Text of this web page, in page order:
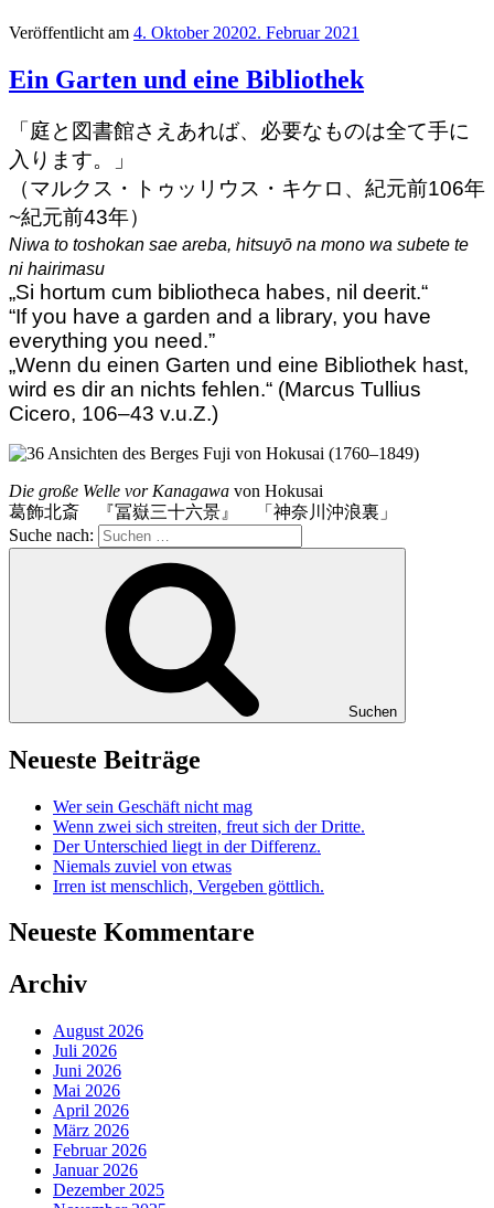
Veröffentlicht am 4. Oktober 20202. Februar 2021
Ein Garten und eine Bibliothek
「庭と図書館さえあれば、必要なものは全て手に
入ります。」
（マルクス・トゥッリウス・キケロ、紀元前106年
~紀元前43年）
Niwa to toshokan sae areba, hitsuyō na mono wa subete te
ni hairimasu
„Si hortum cum bibliotheca habes, nil deerit.“
“If you have a garden and a library, you have
everything you need.”
„Wenn du einen Garten und eine Bibliothek hast,
wird es dir an nichts fehlen.“ (Marcus Tullius
Cicero, 106–43 v.u.Z.)
Die große Welle vor Kanagawa von Hokusai
葛飾北斎 『冨嶽三十六景』 「神奈川沖浪裏」
Suche nach:
Suchen
Neueste Beiträge
Wer sein Geschäft nicht mag
Wenn zwei sich streiten, freut sich der Dritte.
Der Unterschied liegt in der Differenz.
Niemals zuviel von etwas
Irren ist menschlich, Vergeben göttlich.
Neueste Kommentare
Archiv
August 2026
Juli 2026
Juni 2026
Mai 2026
April 2026
März 2026
Februar 2026
Januar 2026
Dezember 2025